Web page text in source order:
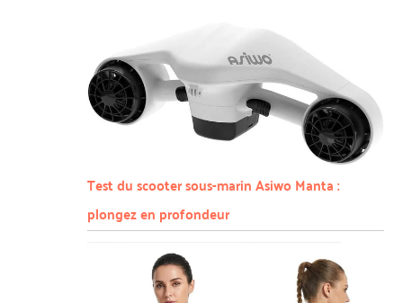
Test du scooter sous-marin Asiwo Manta :
plongez en profondeur